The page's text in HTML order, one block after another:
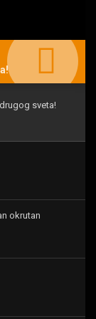
sveta!
okrutan